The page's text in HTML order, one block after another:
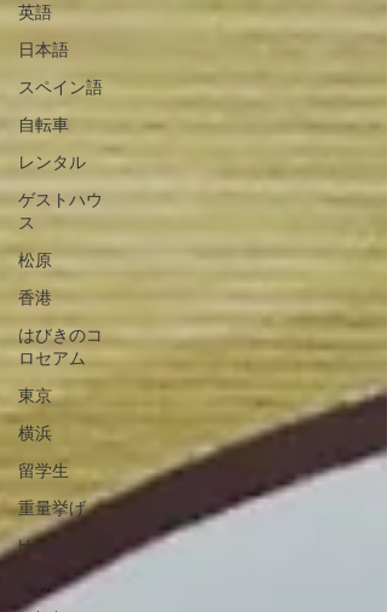
英語
日本語
スペイン語
自転車
レンタル
ゲストハウ
ス
松原
香港
はびきのコ
ロセアム
東京
横浜
留学生
重量挙げ
Hong Kong
Tokyo